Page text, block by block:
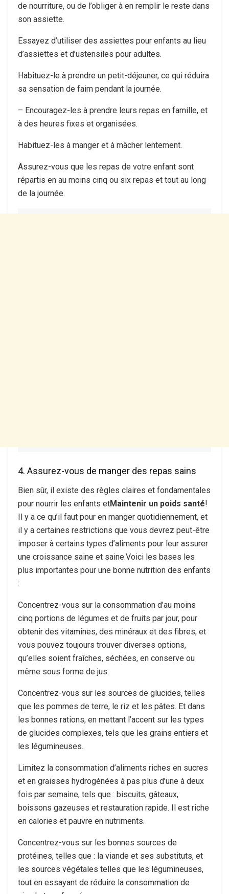
de nourriture, ou de l’obliger à en remplir le reste dans
son assiette.
Essayez d’utiliser des assiettes pour enfants au lieu
d’assiettes et d’ustensiles pour adultes.
Habituez-le à prendre un petit-déjeuner, ce qui réduira
sa sensation de faim pendant la journée.
– Encouragez-les à prendre leurs repas en famille, et
à des heures fixes et organisées.
Habituez-les à manger et à mâcher lentement.
Assurez-vous que les repas de votre enfant sont
répartis en au moins cinq ou six repas et tout au long
de la journée.
4. Assurez-vous de manger des repas sains
Bien sûr, il existe des règles claires et fondamentales
pour nourrir les enfants etMaintenir un poids santé!
Il y a ce qu’il faut pour en manger quotidiennement, et
il y a certaines restrictions que vous devrez peut-être
imposer à certains types d’aliments pour leur assurer
une croissance saine et saine.Voici les bases les
plus importantes pour une bonne nutrition des enfants
:
Concentrez-vous sur la consommation d’au moins
cinq portions de légumes et de fruits par jour, pour
obtenir des vitamines, des minéraux et des fibres, et
vous pouvez toujours trouver diverses options,
qu’elles soient fraîches, séchées, en conserve ou
même sous forme de jus.
Concentrez-vous sur les sources de glucides, telles
que les pommes de terre, le riz et les pâtes. Et dans
les bonnes rations, en mettant l’accent sur les types
de glucides complexes, tels que les grains entiers et
les légumineuses.
Limitez la consommation d’aliments riches en sucres
et en graisses hydrogénées à pas plus d’une à deux
fois par semaine, tels que : biscuits, gâteaux,
boissons gazeuses et restauration rapide. Il est riche
en calories et pauvre en nutriments.
Concentrez-vous sur les bonnes sources de
protéines, telles que : la viande et ses substituts, et
les sources végétales telles que les légumineuses,
tout en essayant de réduire la consommation de